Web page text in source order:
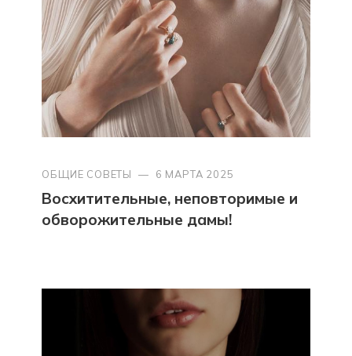
ОБЩИЕ СОВЕТЫ — 6 МАРТА 2025
Восхитительные, неповторимые и
обворожительные дамы!